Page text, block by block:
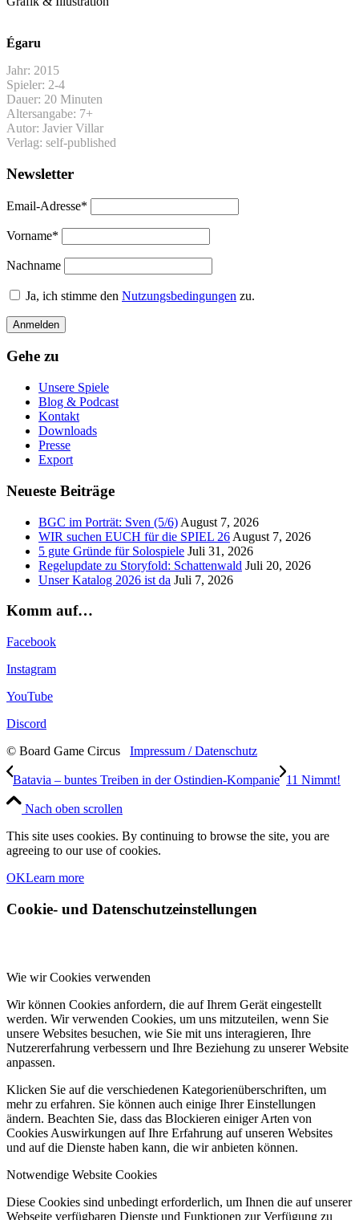
Égaru
Jahr: 2015
Spieler: 2-4
Dauer: 20 Minuten
Altersangabe: 7+
Autor: Javier Villar
Verlag: self-published
Newsletter
Email-Adresse*
Vorname*
Nachname
Ja, ich stimme den Nutzungsbedingungen zu.
Gehe zu
Unsere Spiele
Blog & Podcast
Kontakt
Downloads
Presse
Export
Neueste Beiträge
BGC im Porträt: Sven (5/6) August 7, 2026
WIR suchen EUCH für die SPIEL 26 August 7, 2026
5 gute Gründe für Solospiele Juli 31, 2026
Regelupdate zu Storyfold: Schattenwald Juli 20, 2026
Unser Katalog 2026 ist da Juli 7, 2026
Komm auf…
Facebook
Instagram
YouTube
Discord
© Board Game Circus Impressum / Datenschutz
Batavia – buntes Treiben in der Ostindien-Kompanie 11 Nimmt!
Nach oben scrollen
This site uses cookies. By continuing to browse the site, you are
agreeing to our use of cookies.
OKLearn more
Cookie- und Datenschutzeinstellungen
Wie wir Cookies verwenden
Wir können Cookies anfordern, die auf Ihrem Gerät eingestellt
werden. Wir verwenden Cookies, um uns mitzuteilen, wenn Sie
unsere Websites besuchen, wie Sie mit uns interagieren, Ihre
Nutzererfahrung verbessern und Ihre Beziehung zu unserer Website
anpassen.
Klicken Sie auf die verschiedenen Kategorienüberschriften, um
mehr zu erfahren. Sie können auch einige Ihrer Einstellungen
ändern. Beachten Sie, dass das Blockieren einiger Arten von
Cookies Auswirkungen auf Ihre Erfahrung auf unseren Websites
und auf die Dienste haben kann, die wir anbieten können.
Notwendige Website Cookies
Diese Cookies sind unbedingt erforderlich, um Ihnen die auf unserer
Webseite verfügbaren Dienste und Funktionen zur Verfügung zu